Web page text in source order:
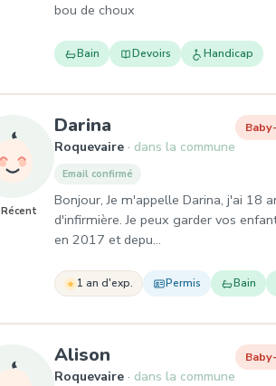
bou de choux
Bain Devoirs Handicap
Récent
Darina , Baby-sitter à
Roquevaire dans la commune
Email confirmé
Bonjour, Je m'appelle Darina, j'ai 18
d'infirmière. Je peux garder vos
en 2017 et depu…
1 an d'exp. Permis Bain
Alison , Baby-sitter à
Roquevaire dans la commune